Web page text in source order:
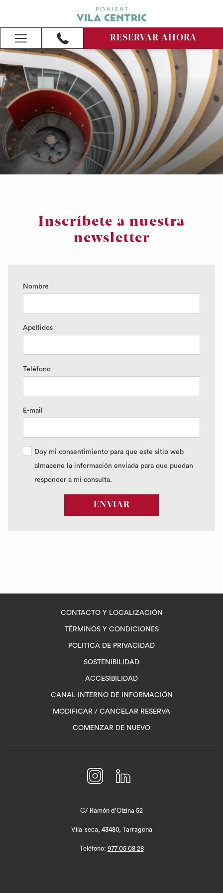
Hamburger
Menu
RESERVAR AHORA
Inscríbete a nuestra
newsletter
Nombre
Apellidos
Teléfono
E-mail
Doy mi consentimiento para que este sitio web
almacene la información enviada para que puedan
responder a mi consulta.
ENVIAR
CONTACTO Y LOCALIZACIÓN
TÉRMINOS Y CONDICIONES
POLÍTICA DE PRIVACIDAD
SOSTENIBILIDAD
ACCESIBILIDAD
CANAL INTERNO DE INFORMACIÓN
MODIFICAR / CANCELAR RESERVA
COMENZAR DE NUEVO
C/ Ramón d'Olzina 52
Vila-seca, 43480, Tarragona
Teléfono: 977 05 08 28